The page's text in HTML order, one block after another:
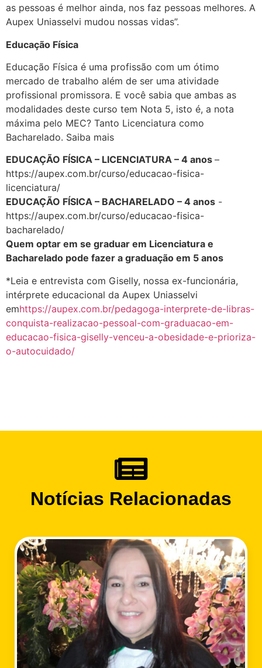
as pessoas é melhor ainda, nos faz pessoas melhores. A
Aupex Uniasselvi mudou nossas vidas”.
Educação Física
Educação Física é uma profissão com um ótimo
mercado de trabalho além de ser uma atividade
profissional promissora. E você sabia que ambas as
modalidades deste curso tem Nota 5, isto é, a nota
máxima pelo MEC? Tanto Licenciatura como
Bacharelado. Saiba mais
EDUCAÇÃO FÍSICA – LICENCIATURA – 4 anos –
https://aupex.com.br/curso/educacao-fisica-
licenciatura/
EDUCAÇÃO FÍSICA – BACHARELADO – 4 anos -
https://aupex.com.br/curso/educacao-fisica-
bacharelado/
Quem optar em se graduar em Licenciatura e
Bacharelado pode fazer a graduação em 5 anos
*Leia e entrevista com Giselly, nossa ex-funcionária,
intérprete educacional da Aupex Uniasselvi
emhttps://aupex.com.br/pedagoga-interprete-de-libras-
conquista-realizacao-pessoal-com-graduacao-em-
educacao-fisica-giselly-venceu-a-obesidade-e-prioriza-
o-autocuidado/
Notícias Relacionadas